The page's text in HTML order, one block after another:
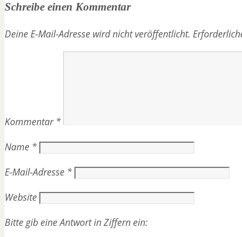
Schreibe einen Kommentar
Deine E-Mail-Adresse wird nicht veröffentlicht.
Kommentar*
Name *
E-Mail-Adresse *
Website
Bitte gib eine Antwort in Ziffern ein: